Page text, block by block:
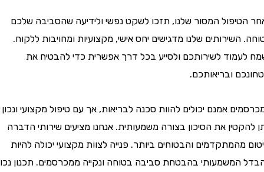
הטיפול המסור שלנו, תזכו לשקט נפשי ולידיעה שהסביבה שלכם
השירותים שלנו מדגישים יחס אישי, מקצועיות ומחויבות ללקוח.
לעמוד לשירותכם ולסייע בכל דרך אפשרית כדי להבטיח את
ובריאותכם.
אמנם יכולים להוות סכנה לבריאות, אך עם טיפול מקצועי ונכון
להקטין את הסיכון בצורה משמעותית. אנחנו מציעים שירותי הדברה
מהמתקדמים והבטוחים ביותר. פנייה לצוות מקצועי יכולה להיות
המשמעותי בהבטחת סביבה בטוחה ונקייה ממכרסמים. תכנון נכון,